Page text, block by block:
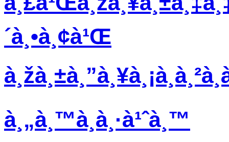
´à¸•à¸¢à¹Œ
à¸„à¸™à¸­à¸·à¹ˆà¸™